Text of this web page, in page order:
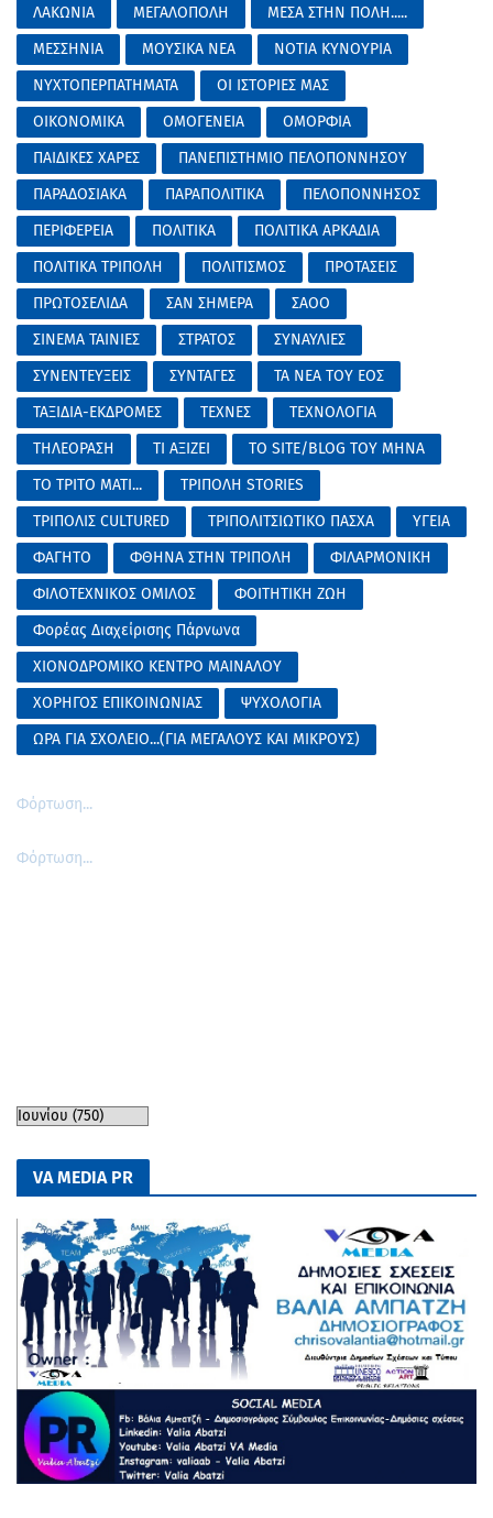
ΛΑΚΩΝΙΑ
ΜΕΓΑΛΟΠΟΛΗ
ΜΕΣΑ ΣΤΗΝ ΠΟΛΗ.....
ΜΕΣΣΗΝΙΑ
ΜΟΥΣΙΚΑ ΝΕΑ
ΝΟΤΙΑ ΚΥΝΟΥΡΙΑ
ΝΥΧΤΟΠΕΡΠΑΤΗΜΑΤΑ
ΟΙ ΙΣΤΟΡΙΕΣ ΜΑΣ
ΟΙΚΟΝΟΜΙΚΑ
ΟΜΟΓΕΝΕΙΑ
ΟΜΟΡΦΙΑ
ΠΑΙΔΙΚΕΣ ΧΑΡΕΣ
ΠΑΝΕΠΙΣΤΗΜΙΟ ΠΕΛΟΠΟΝΝΗΣΟΥ
ΠΑΡΑΔΟΣΙΑΚΑ
ΠΑΡΑΠΟΛΙΤΙΚΑ
ΠΕΛΟΠΟΝΝΗΣΟΣ
ΠΕΡΙΦΕΡΕΙΑ
ΠΟΛΙΤΙΚΑ
ΠΟΛΙΤΙΚΑ ΑΡΚΑΔΙΑ
ΠΟΛΙΤΙΚΑ ΤΡΙΠΟΛΗ
ΠΟΛΙΤΙΣΜΟΣ
ΠΡΟΤΑΣΕΙΣ
ΠΡΩΤΟΣΕΛΙΔΑ
ΣΑΝ ΣΗΜΕΡΑ
ΣΑΟΟ
ΣΙΝΕΜΑ ΤΑΙΝΙΕΣ
ΣΤΡΑΤΟΣ
ΣΥΝΑΥΛΙΕΣ
ΣΥΝΕΝΤΕΥΞΕΙΣ
ΣΥΝΤΑΓΕΣ
ΤΑ ΝΕΑ ΤΟΥ ΕΟΣ
ΤΑΞΙΔΙΑ-ΕΚΔΡΟΜΕΣ
ΤΕΧΝΕΣ
ΤΕΧΝΟΛΟΓΙΑ
ΤΗΛΕΟΡΑΣΗ
ΤΙ ΑΞΙΖΕΙ
ΤΟ SITE/BLOG ΤΟΥ ΜΗΝΑ
ΤΟ ΤΡΙΤΟ ΜΑΤΙ...
ΤΡΙΠΟΛΗ STORIES
ΤΡΙΠΟΛΙΣ CULTURED
ΤΡΙΠΟΛΙΤΣΙΩΤΙΚΟ ΠΑΣΧΑ
ΥΓΕΙΑ
ΦΑΓΗΤΟ
ΦΘΗΝΑ ΣΤΗΝ ΤΡΙΠΟΛΗ
ΦΙΛΑΡΜΟΝΙΚΗ
ΦΙΛΟΤΕΧΝΙΚΟΣ ΟΜΙΛΟΣ
ΦΟΙΤΗΤΙΚΗ ΖΩΗ
Φορέας Διαχείρισης Πάρνωνα
ΧΙΟΝΟΔΡΟΜΙΚΟ ΚΕΝΤΡΟ ΜΑΙΝΑΛΟΥ
ΧΟΡΗΓΟΣ ΕΠΙΚΟΙΝΩΝΙΑΣ
ΨΥΧΟΛΟΓΙΑ
ΩΡΑ ΓΙΑ ΣΧΟΛΕΙΟ...(ΓΙΑ ΜΕΓΑΛΟΥΣ ΚΑΙ ΜΙΚΡΟΥΣ)
Φόρτωση...
Φόρτωση...
VA MEDIA PR